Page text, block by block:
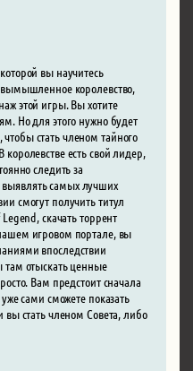
вы научитесь
королевство,
этой игры. Вы хотите
Но для этого нужно будет
стать членом тайного
есть свой лидер,
следить за
самых лучших
смогут получить титул
скачать торрент
игровом портале, вы
впоследствии
там отыскать ценные
Вам предстоит сначала
сами сможете показать
стать членом Совета, либо